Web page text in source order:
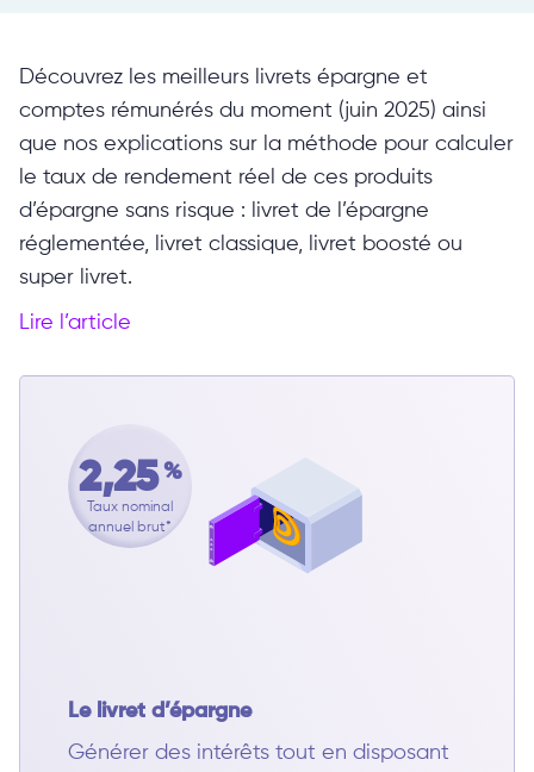
Découvrez les meilleurs livrets épargne et
comptes rémunérés du moment (juin 2025) ainsi
que nos explications sur la méthode pour calculer
le taux de rendement réel de ces produits
d’épargne sans risque : livret de l’épargne
réglementée, livret classique, livret boosté ou
super livret.
Lire l’article
2,25 %
Taux nominal
annuel brut*
Le livret d’épargne
Générer des intérêts tout en disposant